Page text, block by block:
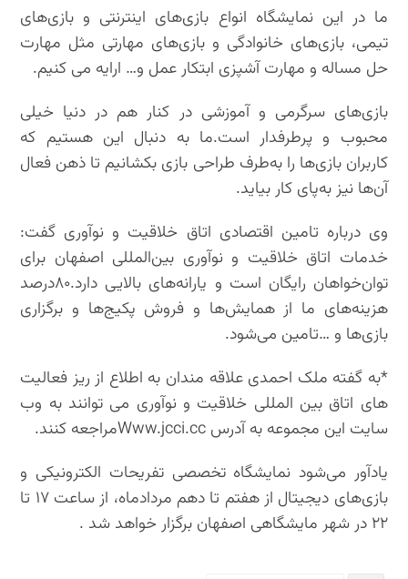
ما در این نمایشگاه انواع بازی‌های اینترنتی و بازی‌های
تیمی، بازی‌های خانوادگی و بازی‌های مهارتی مثل مهارت
حل مساله و مهارت آشپزی ابتکار عمل و… ارایه می کنیم.
بازی‌های سرگرمی و آموزشی در کنار هم در دنیا خیلی
محبوب و پرطرفدار است.ما به دنبال این هستیم که
کاربران بازی‌ها را به‌طرف طراحی بازی بکشانیم تا ذهن فعال
آن‌ها نیز به‌پای کار بیاید.
وی درباره تامین اقتصادی اتاق خلاقیت و نوآوری گفت:
خدمات اتاق خلاقیت و نوآوری بین‌المللی اصفهان برای
توان‌خواهان رایگان است و یارانه‌های بالایی دارد.۸۰درصد
هزینه‌های ما از همایش‌ها و فروش پکیج‌ها و برگزاری
بازی‌ها و …تامین می‌شود.
*به گفته ملک احمدی علاقه مندان به اطلاع از ریز فعالیت
های اتاق بین المللی خلاقیت و نوآوری می توانند به وب
سایت این مجموعه به آدرس Www.jcci.ccمراجعه کنند.
یادآور می‌شود نمایشگاه تخصصی تفریحات الکترونیکی و
بازی‌های دیجیتال از هفتم تا دهم مردادماه، از ساعت ۱۷ تا
۲۲ در شهر مایشگاهی اصفهان برگزار خواهد شد .